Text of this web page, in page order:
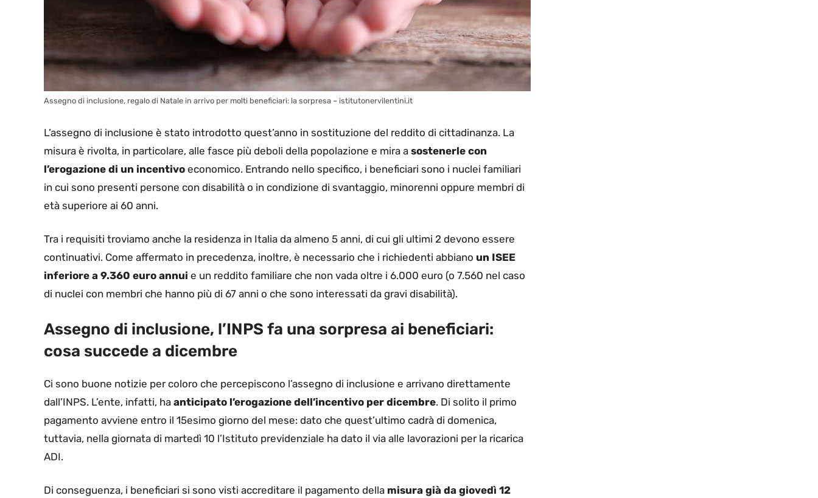
Assegno di inclusione, regalo di Natale in arrivo per molti beneficiari: la sorpresa – istitutonervilentini.it
L’assegno di inclusione è stato introdotto quest’anno in sostituzione del reddito di cittadinanza. La
misura è rivolta, in particolare, alle fasce più deboli della popolazione e mira a sostenerle con
l’erogazione di un incentivo economico. Entrando nello specifico, i beneficiari sono i nuclei familiari
in cui sono presenti persone con disabilità o in condizione di svantaggio, minorenni oppure membri di
età superiore ai 60 anni.
Tra i requisiti troviamo anche la residenza in Italia da almeno 5 anni, di cui gli ultimi 2 devono essere
continuativi. Come affermato in precedenza, inoltre, è necessario che i richiedenti abbiano un ISEE
inferiore a 9.360 euro annui e un reddito familiare che non vada oltre i 6.000 euro (o 7.560 nel caso
di nuclei con membri che hanno più di 67 anni o che sono interessati da gravi disabilità).
Assegno di inclusione, l’INPS fa una sorpresa ai beneficiari:
cosa succede a dicembre
Ci sono buone notizie per coloro che percepiscono l’assegno di inclusione e arrivano direttamente
dall’INPS. L’ente, infatti, ha anticipato l’erogazione dell’incentivo per dicembre. Di solito il primo
pagamento avviene entro il 15esimo giorno del mese: dato che quest’ultimo cadrà di domenica,
tuttavia, nella giornata di martedì 10 l’Istituto previdenziale ha dato il via alle lavorazioni per la ricarica
ADI.
Di conseguenza, i beneficiari si sono visti accreditare il pagamento della misura già da giovedì 12